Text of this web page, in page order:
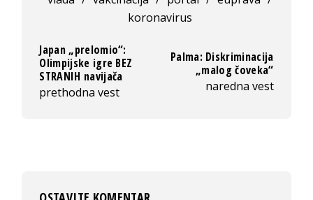
koronavirus
Japan „prelomio“:
Olimpijske igre BEZ
STRANIH navijača
prethodna vest
Palma: Diskriminacija
„malog čoveka“
naredna vest